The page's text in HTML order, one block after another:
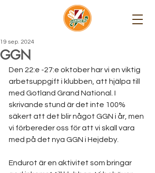
GGN
19 sep. 2024
Den 22:e -27:e oktober har vi en viktig
arbetsuppgift i klubben, att hjälpa till
med Gotland Grand National. I
skrivande stund är det inte 100%
säkert att det blir något GGN i år, men
vi förbereder oss för att vi skall vara
med på det nya GGN i Hejdeby.
Endurot är en aktivitet som bringar